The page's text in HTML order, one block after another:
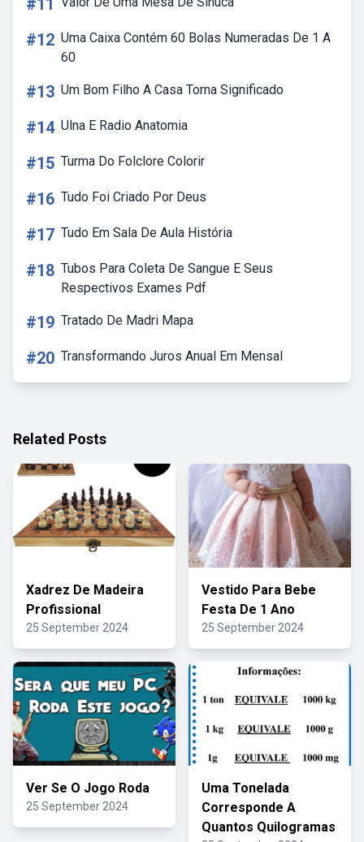
#11
#12 Uma Caixa Contém 60 Bolas Numeradas De 1 A
60
#13 Um Bom Filho A Casa Torna Significado
#14 Ulna E Radio Anatomia
#15 Turma Do Folclore Colorir
#16 Tudo Foi Criado Por Deus
#17 Tudo Em Sala De Aula História
#18 Tubos Para Coleta De Sangue E Seus
Respectivos Exames Pdf
#19 Tratado De Madri Mapa
#20 Transformando Juros Anual Em Mensal
Related Posts
Xadrez De Madeira
Profissional
25 September 2024
Vestido Para Bebe
Festa De 1 Ano
25 September 2024
Ver Se O Jogo Roda
25 September 2024
Uma Tonelada
Corresponde A
Quantos Quilogramas